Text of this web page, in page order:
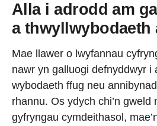
Alla i adrodd am
a thwyllwybodaeth
Mae llawer o lwyfannau
nawr yn galluogi defnyddwyr i
wybodaeth ffug neu
rhannu. Os ydych chi’n gweld
gyfryngau cymdeithasol,